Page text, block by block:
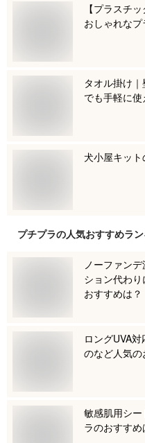
【プラスチ
おしゃれな
タオル掛け
でも手軽に
犬小屋キット
プチプラの人気おすすめラ
ノーファン
ション代わ
おすすめは？
ロングUVA
のなど人気の
敏感肌用シ
ラのおすすめ